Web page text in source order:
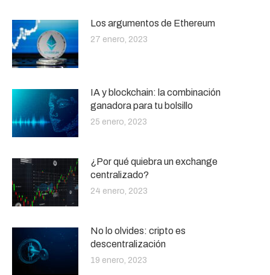
Los argumentos de Ethereum
27 enero, 2023
IA y blockchain: la combinación
ganadora para tu bolsillo
25 enero, 2023
¿Por qué quiebra un exchange
centralizado?
24 enero, 2023
No lo olvides: cripto es
descentralización
19 enero, 2023